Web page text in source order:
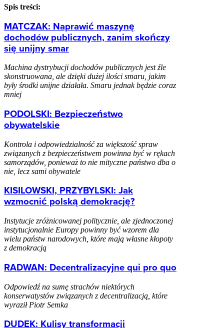
Spis treści:
MATCZAK: Naprawić maszynę
dochodów publicznych, zanim skończy
się unijny smar
Machina dystrybucji dochodów publicznych jest źle
skonstruowana, ale dzięki dużej ilości smaru, jakim
były środki unijne działała. Smaru jednak będzie coraz
mniej
PODOLSKI: Bezpieczeństwo
obywatelskie
Kontrola i odpowiedzialność za większość spraw
związanych z bezpieczeństwem powinna być w rękach
samorządów, ponieważ to nie mityczne państwo dba o
nie, lecz sami obywatele
KISILOWSKI, PRZYBYLSKI: Jak
wzmocnić polską demokrację?
Instytucje zróżnicowanej politycznie, ale zjednoczonej
instytucjonalnie Europy powinny być wzorem dla
wielu państw narodowych, które mają własne kłopoty
z demokracją
RADWAN: Decentralizacyjne qui pro quo
Odpowiedź na sumę strachów niektórych
konserwatystów związanych z decentralizacją, które
wyraził Piotr Semka
DUDEK: Kulisy transformacji